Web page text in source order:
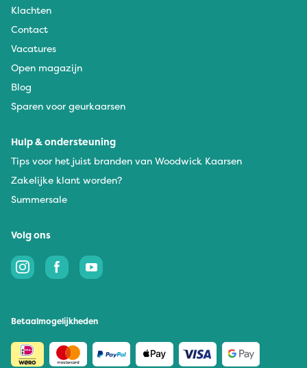
Klachten
Contact
Vacatures
Open magazijn
Blog
Sparen voor geurkaarsen
Hulp & ondersteuning
Tips voor het juist branden van Woodwick Kaarsen
Zakelijke klant worden?
Summersale
Volg ons
Betaalmogelijkheden